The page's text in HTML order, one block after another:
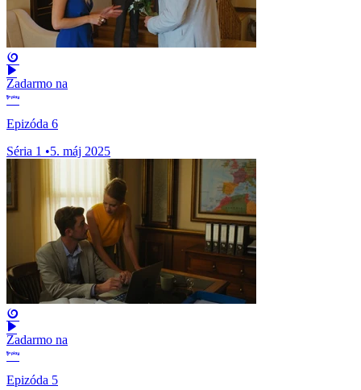
Zadarmo na
Epizóda 6
Séria 1 •5. máj 2025
Zadarmo na
Epizóda 5